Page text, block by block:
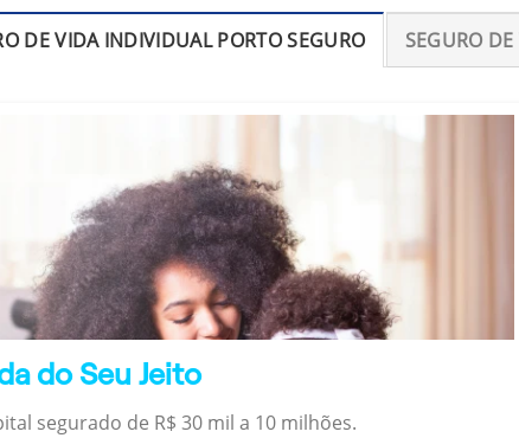
DE VIDA INDIVIDUAL PORTO SEGURO SEGURO
do Seu Jeito
segurado de R$ 30 mil a 10 milhões.